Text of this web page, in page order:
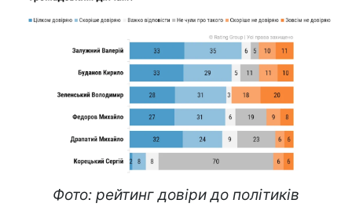
Фото: рейтинг довіри до політиків